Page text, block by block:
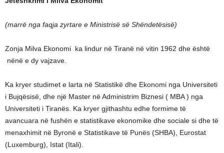
(marrë nga faqja zyrtare e Ministrisë së Shëndetësisë)
Zonja Milva Ekonomi ka lindur në Tiranë në vitin 1962 dhe është
nënë e dy vajzave.
Ka kryer studimet e larta në Statistikë dhe Ekonomi nga Universiteti
i Bujqësisë, dhe një Master në Administrim Biznesi ( MBA ) nga
Universiteti i Tiranës. Ka kryer gjithashtu edhe formime të
avancuara në fushën e statistikave ekonomike dhe sociale si dhe të
menaxhimit në Byronë e Statistikave të Punës (SHBA), Eurostat
(Luxemburg), Istat (Itali).